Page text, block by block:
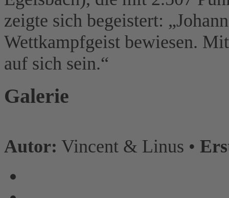
zeigte sich begeistert:
Wettkampfgeist bewiesen.
auf sich sein.“
Galerie
Autor: Vincent & Linus •